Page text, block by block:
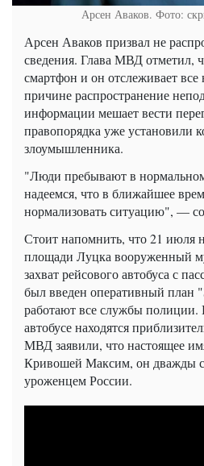
Арсен Аваков. Фото:
Арсен Аваков призвал не
сведения. Глава МВД отметил,
смартфон и он отслеживает все
причине распространение
информации мешает вести
правопорядка уже установили
злоумышленника.
"Люди пребывают в
надеемся, что в ближайшее
нормализовать ситуацию", —
Стоит напомнить, что 21 июля
площади Луцка вооруженный
захват рейсового автобуса с
был введен оперативный план
работают все службы
автобусе находятся
МВД заявили, что настоящее
Кривошей Максим, он дважды
уроженцем России.